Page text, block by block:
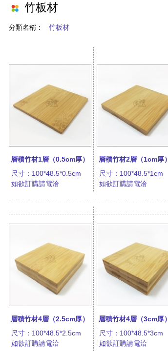
竹板材
分類名稱：竹板材
層積竹材1層（0.5cm厚）
尺寸：100*48.5*0.5cm
如欲訂購請電洽
層積竹材2層（1cm厚）
尺寸：100*48.5*1cm
如欲訂購請電洽
層積竹材4層（2.5cm厚）
尺寸：100*48.5*2.5cm
如欲訂購請電洽
層積竹材4層（3cm厚）
尺寸：100*48.5*3cm
如欲訂購請電洽